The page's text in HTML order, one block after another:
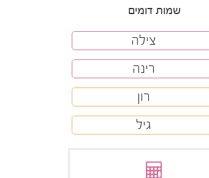
שמות דומים
צילה
רינה
רון
גיל